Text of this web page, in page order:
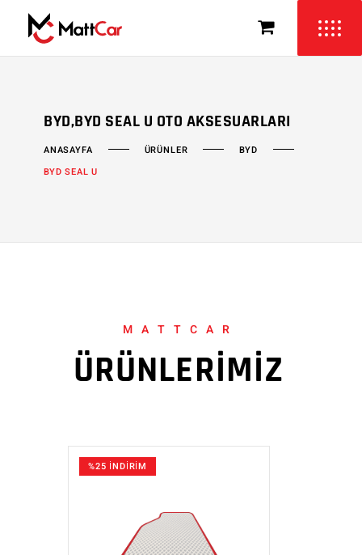
BYD,BYD SEAL U OTO AKSESUARLARI
ANASAYFA ÜRÜNLER
BYD
BYD SEAL U
MATTCAR
ÜRÜNLERİMİZ
%25 İNDİRİM
GÖZAT